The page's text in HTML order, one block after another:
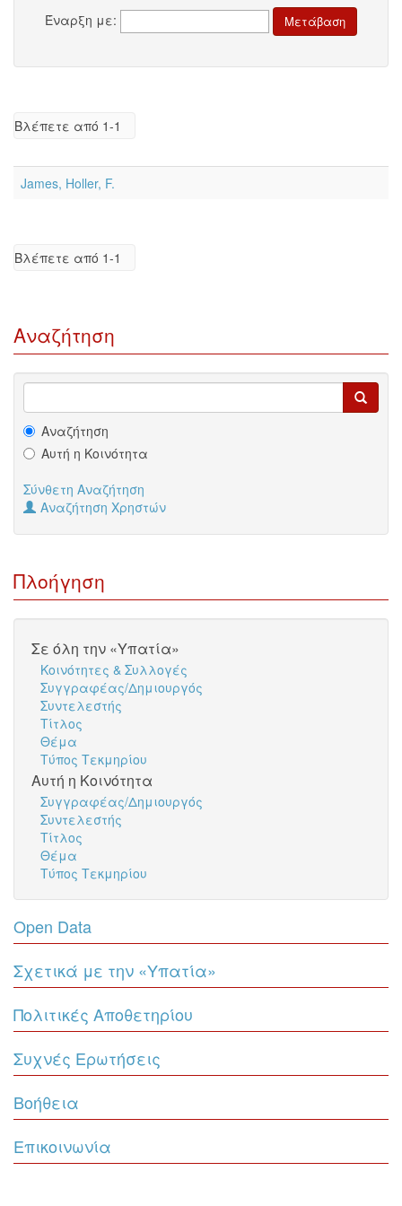
Έναρξη με:
Βλέπετε από 1-1
James, Holler, F.
Βλέπετε από 1-1
Αναζήτηση
Αναζήτηση
Αυτή η Κοινότητα
Σύνθετη Αναζήτηση
Αναζήτηση Χρηστών
Πλοήγηση
Σε όλη την «Υπατία»
Κοινότητες & Συλλογές
Συγγραφέας/Δημιουργός
Συντελεστής
Τίτλος
Θέμα
Τύπος Τεκμηρίου
Αυτή η Κοινότητα
Συγγραφέας/Δημιουργός
Συντελεστής
Τίτλος
Θέμα
Τύπος Τεκμηρίου
Open Data
Σχετικά με την «Υπατία»
Πολιτικές Αποθετηρίου
Συχνές Ερωτήσεις
Βοήθεια
Επικοινωνία